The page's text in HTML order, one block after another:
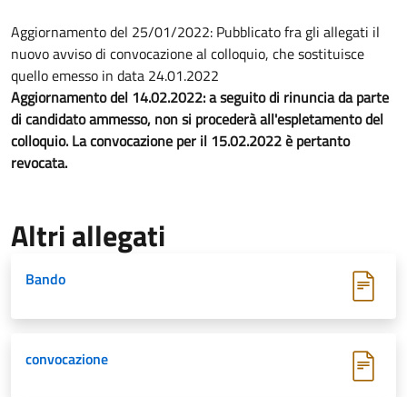
Aggiornamento del 25/01/2022: Pubblicato fra gli allegati il
nuovo avviso di convocazione al colloquio, che sostituisce
quello emesso in data 24.01.2022
Aggiornamento del 14.02.2022: a seguito di rinuncia da parte
di candidato ammesso, non si procederà all'espletamento del
colloquio. La convocazione per il 15.02.2022 è pertanto
revocata.
Altri allegati
Bando
convocazione